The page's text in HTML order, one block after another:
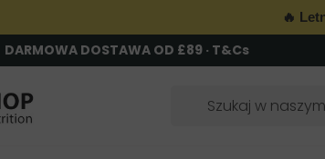
🔥
DARMOWA DOSTAWA OD £89 · T&Cs